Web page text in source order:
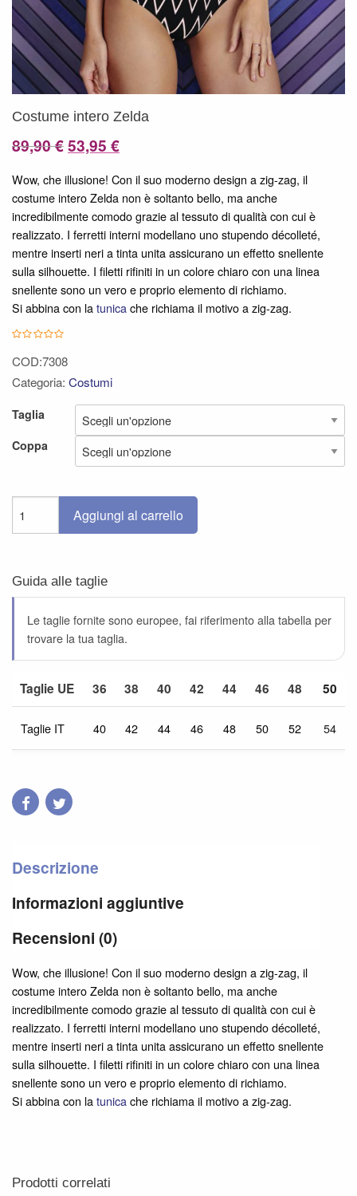
Costume intero Zelda
89,90€Il
originale
era:
89,90 €.
53,95 €Il
attuale
è:
53,95 €.
Wow, che illusione! Con il suo moderno design a zig-zag, il
costume intero Zelda non è soltanto bello, ma anche
incredibilmente comodo grazie al tessuto di qualità con cui è
realizzato. I ferretti interni modellano uno stupendo décolleté,
mentre inserti neri a tinta unita assicurano un effetto snellente
sulla silhouette. I filetti rifiniti in un colore chiaro con una linea
snellente sono un vero e proprio elemento di richiamo.
Si abbina con latunicache richiama il motivo a zig-zag.
COD:7308
Categoria: Costumi
Taglia
Coppa
Aggiungi al carrello
Guida alle taglie
Le taglie fornite sono europee, fai riferimento alla tabella per
trovare la tua taglia.
Taglie UE 36 38 40 42 44 46 48 50
Taglie IT 40 42 44 46 48 50 52 54
Descrizione
Informazioni aggiuntive
Recensioni (0)
Wow, che illusione! Con il suo moderno design a zig-zag, il
costume intero Zelda non è soltanto bello, ma anche
incredibilmente comodo grazie al tessuto di qualità con cui è
realizzato. I ferretti interni modellano uno stupendo décolleté,
mentre inserti neri a tinta unita assicurano un effetto snellente
sulla silhouette. I filetti rifiniti in un colore chiaro con una linea
snellente sono un vero e proprio elemento di richiamo.
Si abbina con latunica che richiama il motivo a zig-zag.
Prodotti correlati